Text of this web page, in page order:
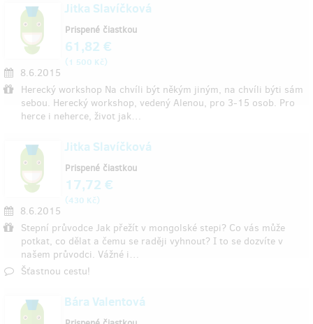
Jitka Slavíčková
8.6.2015
Herecký workshop Na chvíli být někým jiným, na chvíli býti sám
sebou. Herecký workshop, vedený Alenou, pro 3-15 osob. Pro
herce i neherce, život jak…
Prispené čiastkou
61,82 €
(1 500 Kč)
Jitka Slavíčková
8.6.2015
Stepní průvodce Jak přežít v mongolské stepi? Co vás může
potkat, co dělat a čemu se raději vyhnout? I to se dozvíte v
našem průvodci. Vážné i…
Šťastnou cestu!
Prispené čiastkou
17,72 €
(430 Kč)
Bára Valentová